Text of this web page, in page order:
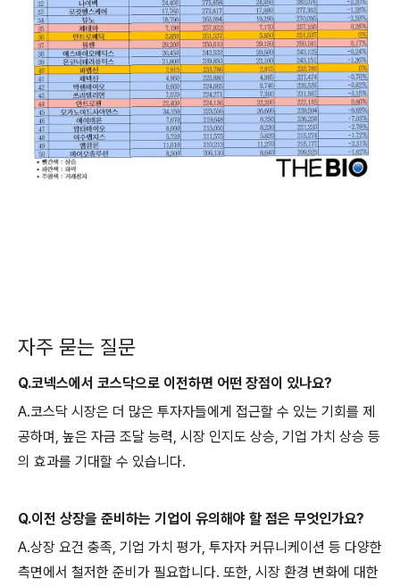
자주 묻는 질문
Q.코넥스에서 코스닥으로 이전하면 어떤 장점이 있나요?
A.코스닥 시장은 더 많은 투자자들에게 접근할 수 있는 기회를 제
공하며, 높은 자금 조달 능력, 시장 인지도 상승, 기업 가치 상승 등
의 효과를 기대할 수 있습니다.
Q.이전 상장을 준비하는 기업이 유의해야 할 점은 무엇인가요?
A.상장 요건 충족, 기업 가치 평가, 투자자 커뮤니케이션 등 다양한
측면에서 철저한 준비가 필요합니다. 또한, 시장 환경 변화에 대한